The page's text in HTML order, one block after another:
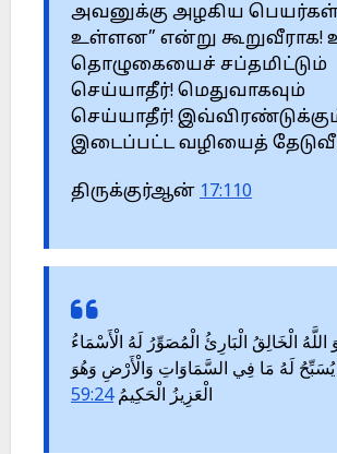
அவனுக்கு அழகிய
உள்ளன” என்று கூறுவீராக!
தொழுகையைச் சப்தமிட்டும்
செய்யாதீர்! மெதுவாகவும்
செய்யாதீர்!
இடைப்பட்ட வழியைத்
திருக்குர்ஆன் 17:110
اللَّهُ الْخَالِقُ الْبَارِئُ الْمُصَوِّرُ لَهُ الْأَسْمَاءُ
لَهُ مَا فِي السَّمَاوَاتِ وَالْأَرْضِ وَهُوَ
الْعَزِيزُ الْحَكِيمُ59:24